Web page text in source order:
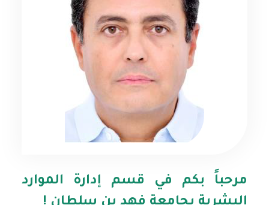
مرحباً بكم في قسم إدارة الموارد